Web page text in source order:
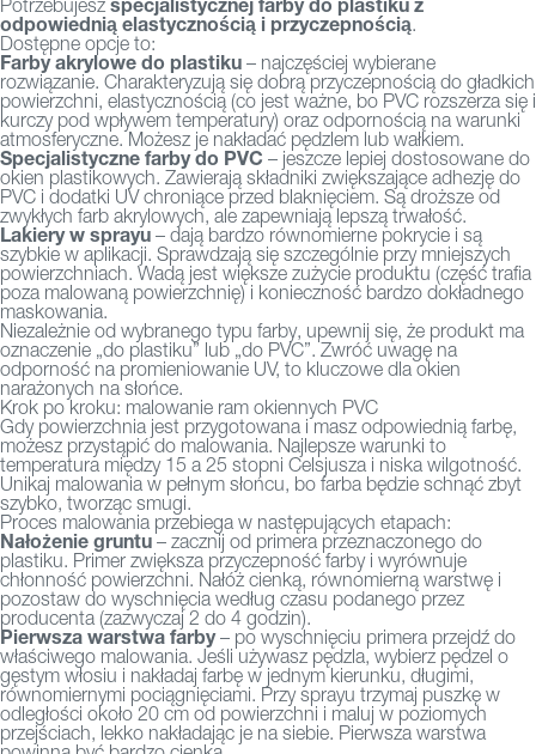
Potrzebujesz
odpowiednią elastycznością i przyczepnością.
Dostępne opcje to:
Farby akrylowe do plastiku – najczęściej wybierane
rozwiązanie. Charakteryzują się dobrą przyczepnością do gładkich
powierzchni, elastycznością (co jest ważne, bo PVC rozszerza się i
kurczy pod wpływem temperatury) oraz odpornością na warunki
atmosferyczne. Możesz je nakładać pędzlem lub wałkiem.
Specjalistyczne farby do PVC – jeszcze lepiej dostosowane do
okien plastikowych. Zawierają składniki zwiększające adhezję do
PVC i dodatki UV chroniące przed blaknięciem. Są droższe od
zwykłych farb akrylowych, ale zapewniają lepszą trwałość.
Lakiery w sprayu – dają bardzo równomierne pokrycie i są
szybkie w aplikacji. Sprawdzają się szczególnie przy mniejszych
powierzchniach. Wadą jest większe zużycie produktu (część trafia
poza malowaną powierzchnię) i konieczność bardzo dokładnego
maskowania.
Niezależnie od wybranego typu farby, upewnij się, że produkt ma
oznaczenie „do plastiku” lub „do PVC”. Zwróć uwagę na
odporność na promieniowanie UV, to kluczowe dla okien
narażonych na słońce.
Krok po kroku: malowanie ram okiennych PVC
Gdy powierzchnia jest przygotowana i masz odpowiednią farbę,
możesz przystąpić do malowania. Najlepsze warunki to
temperatura między 15 a 25 stopni Celsjusza i niska wilgotność.
Unikaj malowania w pełnym słońcu, bo farba będzie schnąć zbyt
szybko, tworząc smugi.
Proces malowania przebiega w następujących etapach:
Nałożenie gruntu– zacznij od primera przeznaczonego do
plastiku. Primer zwiększa przyczepność farby i wyrównuje
chłonność powierzchni. Nałóż cienką, równomierną warstwę i
pozostaw do wyschnięcia według czasu podanego przez
producenta (zazwyczaj 2 do 4 godzin).
Pierwsza warstwa farby– po wyschnięciu primera przejdź do
właściwego malowania. Jeśli używasz pędzla, wybierz pędzel o
gęstym włosiu i nakładaj farbę w jednym kierunku, długimi,
równomiernymi pociągnięciami. Przy sprayu trzymaj puszkę w
odległości około 20 cm od powierzchni i maluj w poziomych
przejściach, lekko nakładając je na siebie. Pierwsza warstwa